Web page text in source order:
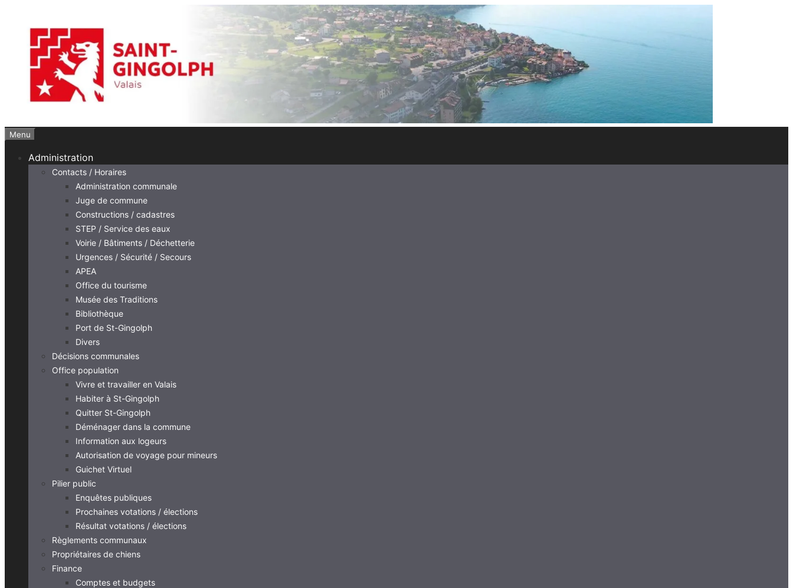
contenu
Menu
Administration
Contacts / Horaires
Administration communale
Juge de commune
Constructions / cadastres
STEP / Service des eaux
Voirie / Bâtiments / Déchetterie
Urgences / Sécurité / Secours
APEA
Office du tourisme
Musée des Traditions
Bibliothèque
Port de St-Gingolph
Divers
Décisions communales
Office population
Vivre et travailler en Valais
Habiter à St-Gingolph
Quitter St-Gingolph
Déménager dans la commune
Information aux logeurs
Autorisation de voyage pour mineurs
Guichet Virtuel
Pilier public
Enquêtes publiques
Prochaines votations / élections
Résultat votations / élections
Règlements communaux
Propriétaires de chiens
Finance
Comptes et budgets